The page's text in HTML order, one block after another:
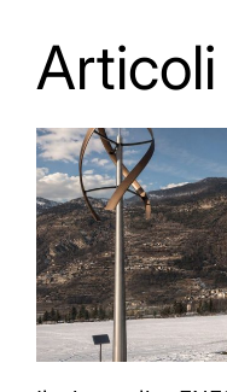
Articoli